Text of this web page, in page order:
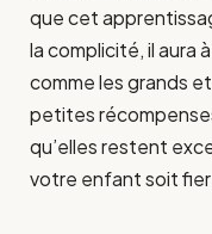
que cet
la complicité, il aura
comme les grands
petites
qu’elles restent
votre enfant soit fier